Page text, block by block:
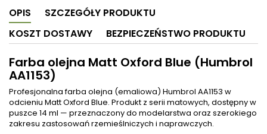
OPIS
SZCZEGÓŁY PRODUKTU
KOSZT DOSTAWY
BEZPIECZEŃSTWO PRODUKTU
Farba olejna Matt Oxford Blue (Humbrol
AA1153)
Profesjonalna farba olejna (emaliowa) Humbrol AA1153 w
odcieniu Matt Oxford Blue. Produkt z serii matowych, dostępny w
puszce 14 ml — przeznaczony do modelarstwa oraz szerokiego
zakresu zastosowań rzemieślniczych i naprawczych.